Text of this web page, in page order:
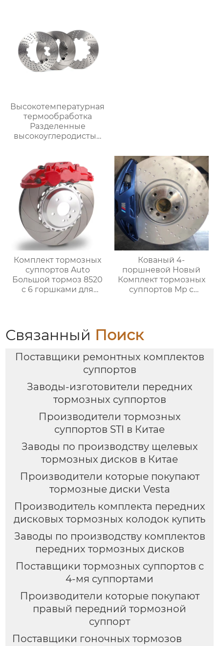
Высокотемпературная
термообработка
Разделенные
высокоуглеродистые
тормозные диски
автомобиля Подходит
для
модифицированных
суппортов
Комплект тормозных
суппортов Auto
Большой тормоз 8520
с 6 горшками для
W2222 W205 A-B-C
класса 1998-2022
Кованый 4-
поршневой Новый
Комплект тормозных
суппортов Mp с
Bmw Серии G
Связанный Поиск
Поставщики ремонтных комплектов
суппортов
Заводы-изготовители передних
тормозных суппортов
Производители тормозных
суппортов STI в Китае
Заводы по производству щелевых
тормозных дисков в Китае
Производители которые покупают
тормозные диски Vesta
Производитель комплекта передних
дисковых тормозных колодок купить
Заводы по производству комплектов
передних тормозных дисков
Поставщики тормозных суппортов с
4-мя суппортами
Производители которые покупают
правый передний тормозной
суппорт
Поставщики гоночных тормозов